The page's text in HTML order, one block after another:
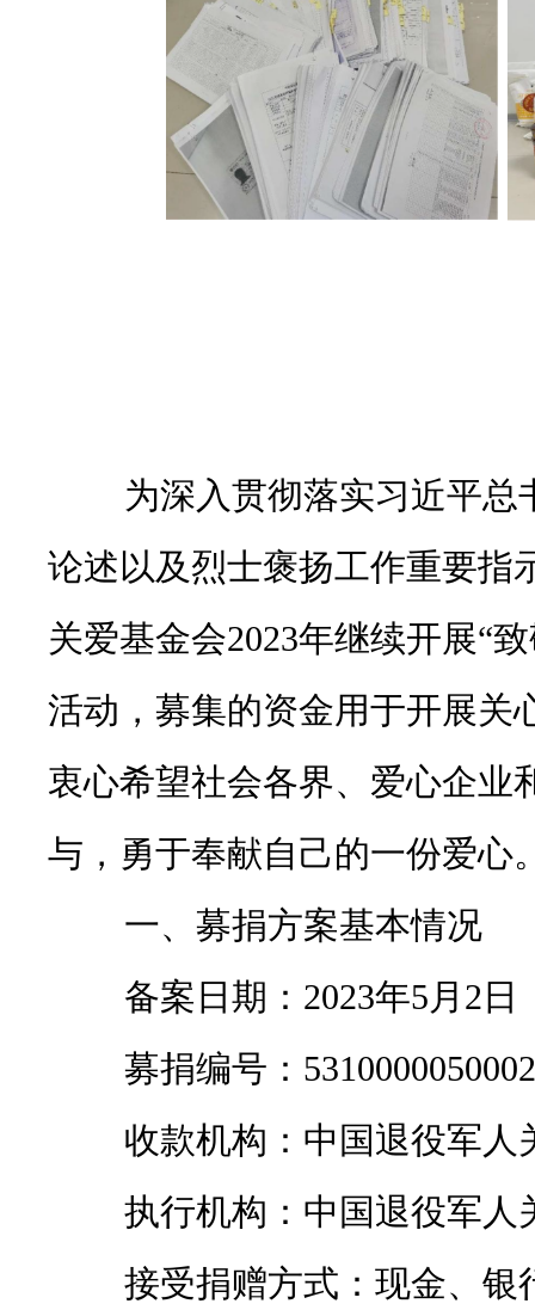
为深入贯彻落实习近平总
论述以及烈士褒扬工作重要指
关爱基金会2023年继续开展“
活动，募集的资金用于开展关
衷心希望社会各界、爱心企业
与，勇于奉献自己的一份爱心
一、募捐方案基本情况
备案日期：2023年5月2日
募捐编号：
收款机构：中国退役军人
执行机构：中国退役军人
接受捐赠方式：现金、银